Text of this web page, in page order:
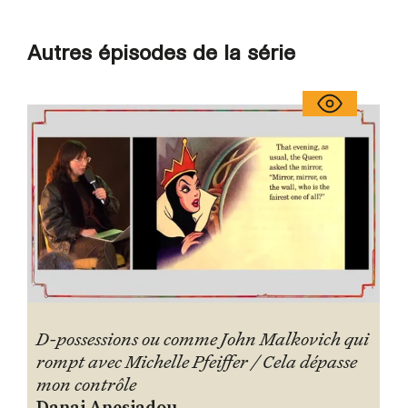
Autres épisodes de la série
D-possessions ou comme John Malkovich qui
rompt avec Michelle Pfeiffer / Cela dépasse
mon contrôle